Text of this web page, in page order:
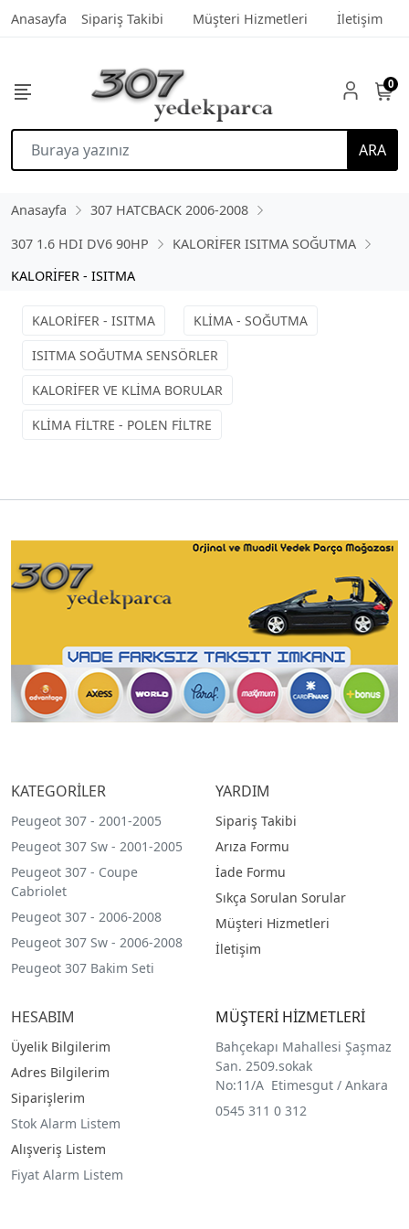
Anasayfa Sipariş Takibi Müşteri Hizmetleri İletişim
ARA
0
Anasayfa
307 HATCBACK 2006-2008
307 1.6 HDI DV6 90HP
KALORİFER ISITMA SOĞUTMA
KALORİFER - ISITMA
KALORİFER - ISITMA
KLİMA - SOĞUTMA
ISITMA SOĞUTMA SENSÖRLER
KALORİFER VE KLİMA BORULAR
KLİMA FİLTRE - POLEN FİLTRE
KATEGORİLER
Peugeot 307 - 2001-2005
Peugeot 307 Sw - 2001-2005
Peugeot 307 - Coupe
Cabriolet
Peugeot 307 - 2006-2008
Peugeot 307 Sw - 2006-2008
Peugeot 307 Bakim Seti
YARDIM
Sipariş Takibi
Arıza Formu
İade Formu
Sıkça Sorulan Sorular
Müşteri Hizmetleri
İletişim
HESABIM
Üyelik Bilgilerim
Adres Bilgilerim
Siparişlerim
Stok Alarm Listem
Alışveriş Listem
Fiyat Alarm Listem
MÜŞTERİ HİZMETLERİ
Bahçekapı Mahallesi Şaşmaz
San. 2509.sokak
No:11/A Etimesgut / Ankara
0545 311 0 312